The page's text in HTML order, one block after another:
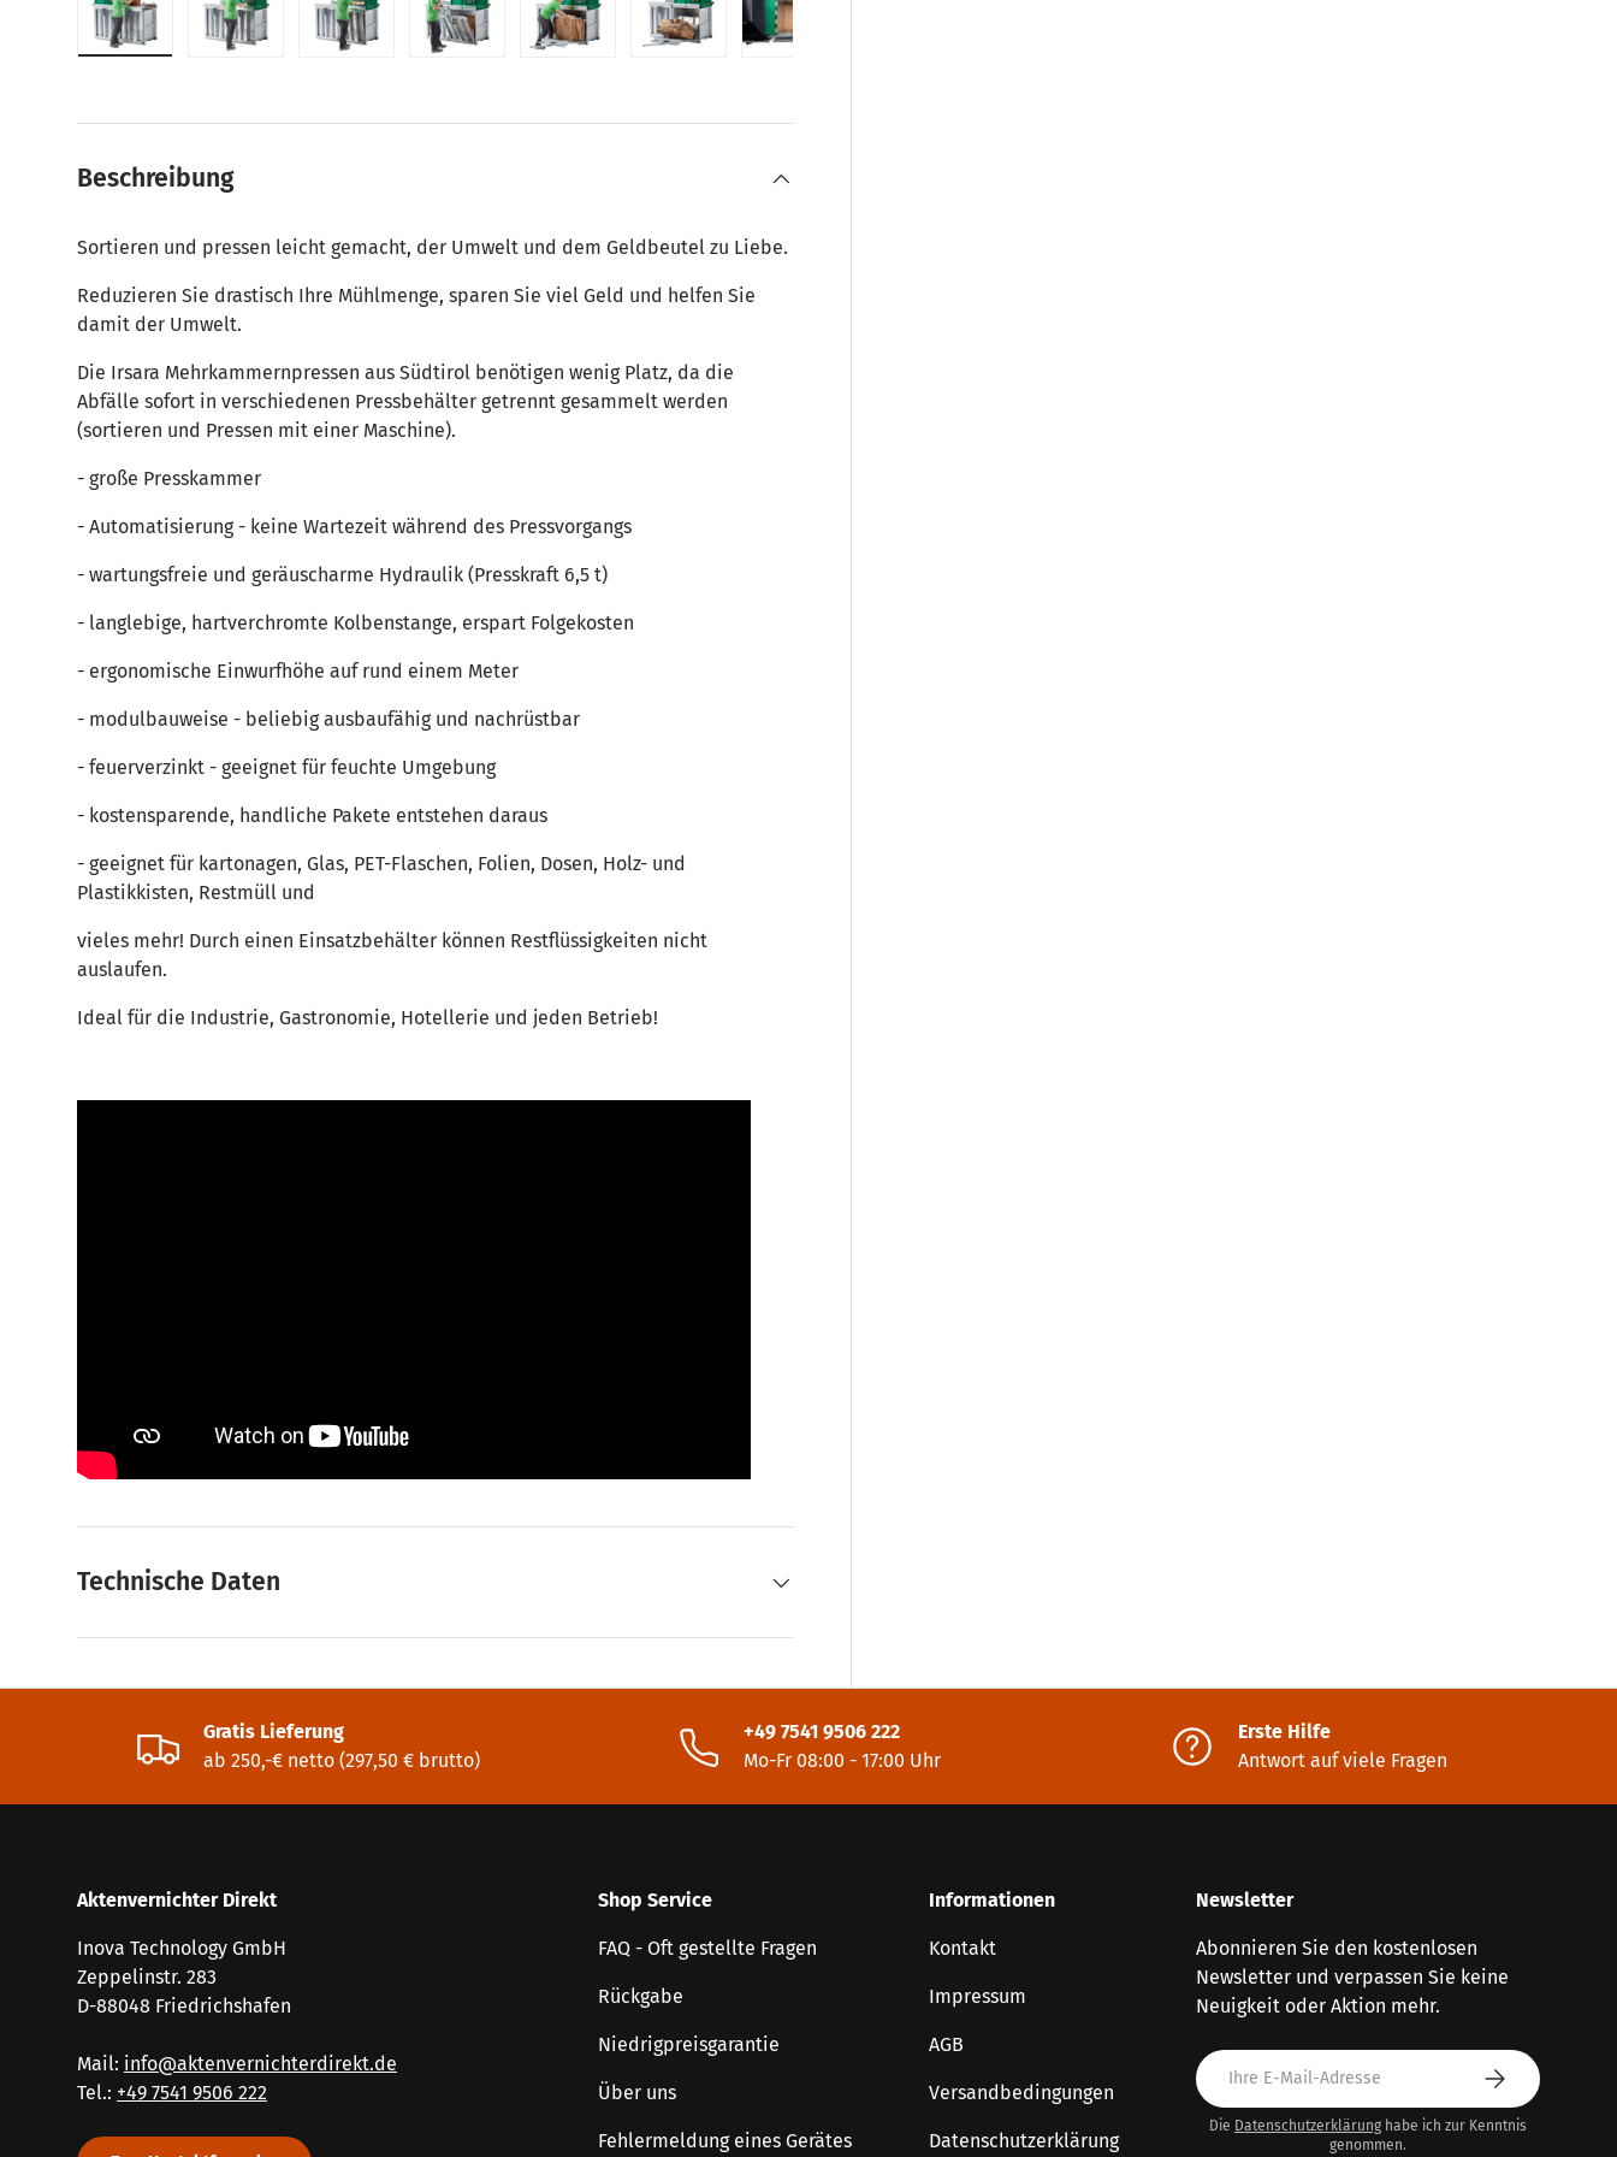
Beschreibung
Sortieren und pressen leicht gemacht, der Umwelt und dem Geldbeutel zu Liebe.
Reduzieren Sie drastisch Ihre Mühlmenge, sparen Sie viel Geld und helfen Sie
damit der Umwelt.
Die Irsara Mehrkammernpressen aus Südtirol benötigen wenig Platz, da die
Abfälle sofort in verschiedenen Pressbehälter getrennt gesammelt werden
(sortieren und Pressen mit einer Maschine).
- große Presskammer
- Automatisierung - keine Wartezeit während des Pressvorgangs
- wartungsfreie und geräuscharme Hydraulik (Presskraft 6,5 t)
- langlebige, hartverchromte Kolbenstange, erspart Folgekosten
- ergonomische Einwurfhöhe auf rund einem Meter
- modulbauweise - beliebig ausbaufähig und nachrüstbar
- feuerverzinkt - geeignet für feuchte Umgebung
- kostensparende, handliche Pakete entstehen daraus
- geeignet für kartonagen, Glas, PET-Flaschen, Folien, Dosen, Holz- und
Plastikkisten, Restmüll und
vieles mehr! Durch einen Einsatzbehälter können Restflüssigkeiten nicht
auslaufen.
Ideal für die Industrie, Gastronomie, Hotellerie und jeden Betrieb!
Technische Daten
Gratis Lieferung
ab 250,-€ netto (297,50 € brutto)
+49 7541 9506 222
Mo-Fr 08:00 - 17:00 Uhr
Erste Hilfe
Antwort auf viele Fragen
Aktenvernichter Direkt
Inova Technology GmbH
Zeppelinstr. 283
D-88048 Friedrichshafen
Mail: info@aktenvernichterdirekt.de
Tel.: +49 7541 9506 222
Shop Service
FAQ - Oft gestellte Fragen
Rückgabe
Niedrigpreisgarantie
Über uns
Fehlermeldung eines Gerätes
Informationen
Kontakt
Impressum
AGB
Versandbedingungen
Datenschutzerklärung
Newsletter
Abonnieren Sie den kostenlosen
Newsletter und verpassen Sie keine
Neuigkeit oder Aktion mehr.
E-Mail Abonnieren
Die Datenschutzerklärung habe ich zur Kenntnis
genommen.